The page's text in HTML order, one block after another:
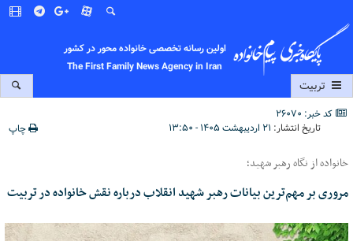
اولین رسانه تخصصی خانواده محور در کشور
The First Family News Agency in Iran
تربیت
کد خبر: 26070
تاریخ انتشار: ۲۱ اردیبهشت ۱۴۰۵ - ۱۳:۵۰ چاپ
خانواده از نگاه رهبر شهید؛
مروری بر مهم‌ترین بیانات رهبر شهید انقلاب درباره نقش خانواده در تربیت